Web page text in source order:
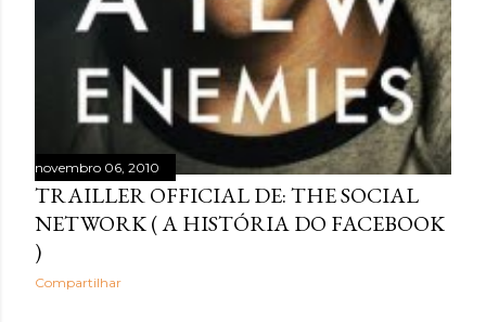
novembro 06, 2010
TRAILLER OFFICIAL DE: THE SOCIAL
NETWORK ( A HISTÓRIA DO FACEBOOK
)
Compartilhar